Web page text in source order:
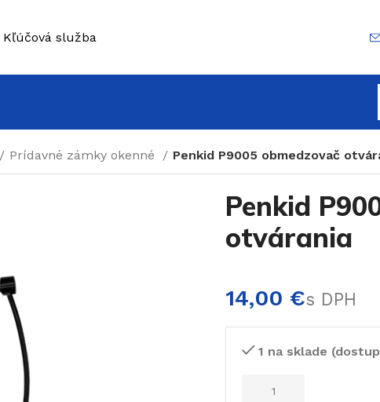
Kľúčová služba
Prídavné zámky okenné Penkid P9005 obmedzovač
Penkid
otvárania
€
1 na sklade